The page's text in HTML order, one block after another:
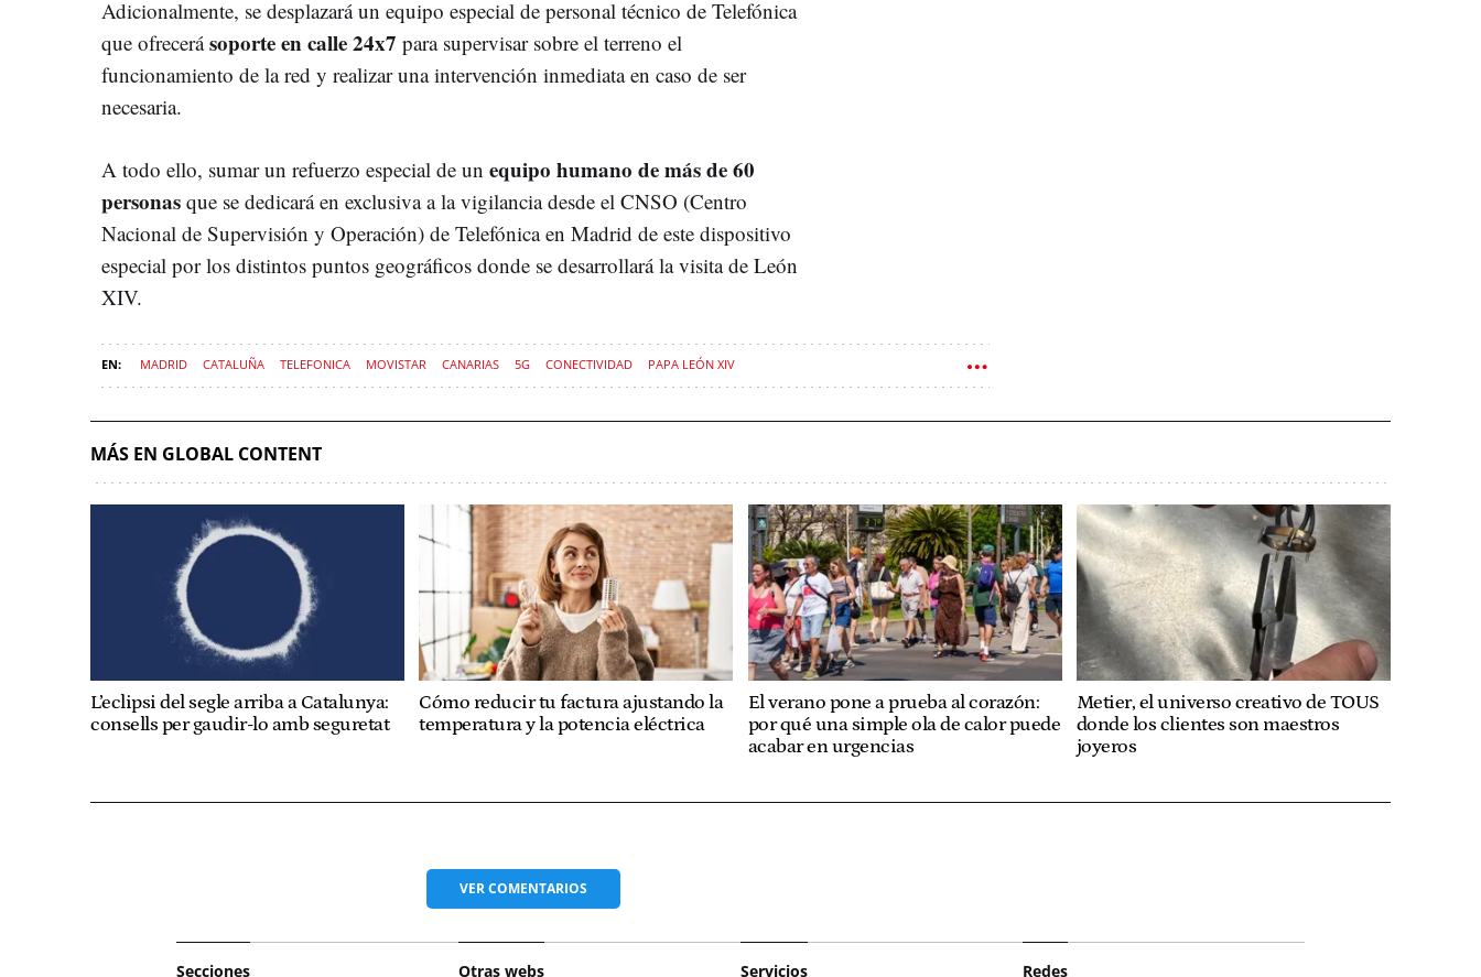
Adicionalmente, se desplazará un equipo especial de personal técnico de Telefónica
que ofrecerásoporte en calle 24x7 para supervisar sobre el terreno el
funcionamiento de la red y realizar una intervención inmediata en caso de ser
necesaria.
A todo ello, sumar un refuerzo especial de un equipo humano de más de 60
personas que se dedicará en exclusiva a la vigilancia desde el CNSO (Centro
Nacional de Supervisión y Operación) de Telefónica en Madrid de este dispositivo
especial por los distintos puntos geográficos donde se desarrollará la visita de León
XIV.
MADRID CATALUÑA TELEFONICA MOVISTAR CANARIAS 5G CONECTIVIDAD PAPA LEÓN XIV
MÁS EN GLOBAL CONTENT
L’eclipsi del segle arriba a Catalunya:
consells per gaudir-lo amb seguretat
Cómo reducir tu factura ajustando la
temperatura y la potencia eléctrica
El verano pone a prueba al corazón:
por qué una simple ola de calor puede
acabar en urgencias
Metier, el universo creativo de TOUS
donde los clientes son maestros
joyeros
VERCOMENTARIOS
Secciones Otras webs Servicios Redes